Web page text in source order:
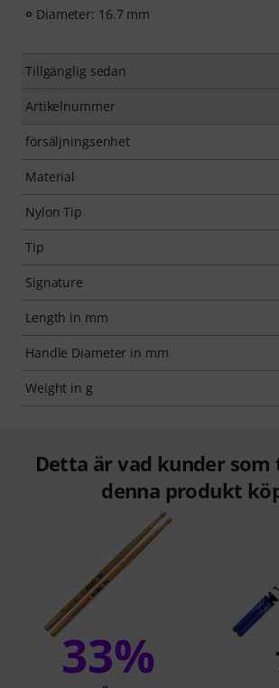
Diameter: 16.7 mm
Tillgänglig sedan
Artikelnummer
försäljningsenhet
Material
Nylon Tip
Tip
Signature
Length in mm
Handle Diameter in mm
Weight in g
Detta är vad kunder
denna produkt
33%